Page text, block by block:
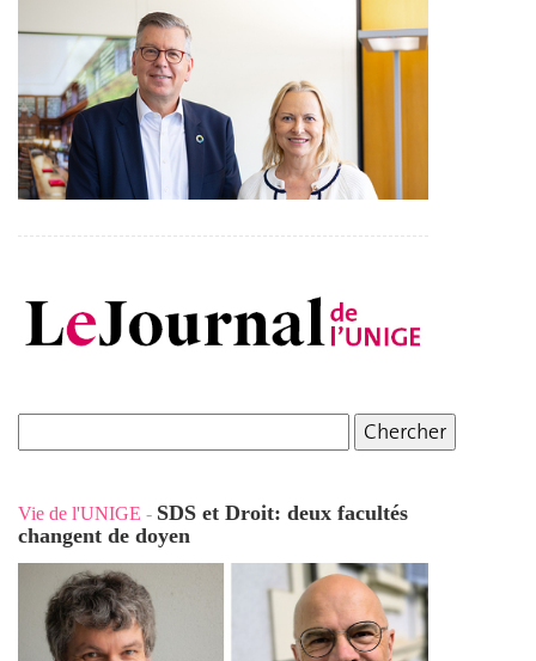
Vie de l'UNIGE - SDS et Droit: deux facultés
changent de doyen